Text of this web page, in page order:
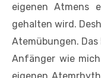
eigenen Atmens
gehalten wird.
Atemübungen.
Anfänger wie